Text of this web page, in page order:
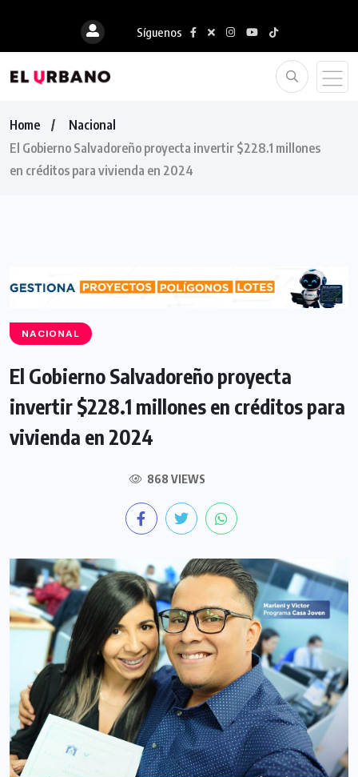
Síguenos
Home
Nacional
El Gobierno Salvadoreño proyecta invertir $228.1 millones
en créditos para vivienda en 2024
NACIONAL
El Gobierno Salvadoreño proyecta
invertir $228.1 millones en créditos para
vivienda en 2024
868 VIEWS